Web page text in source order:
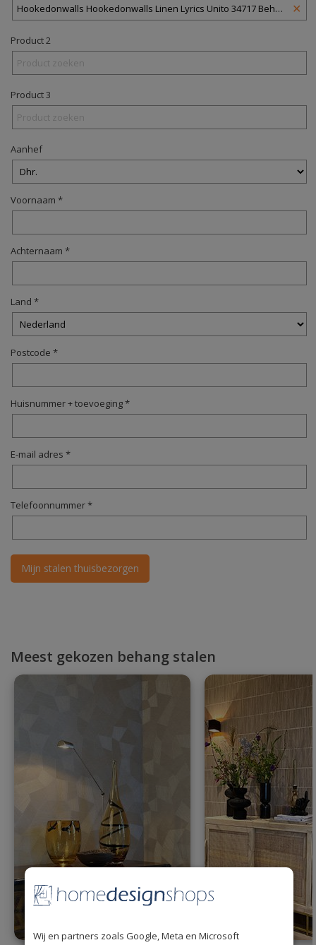
✕
Product 2
Product 3
Aanhef
Voornaam *
Achternaam *
Land *
Postcode *
Huisnummer + toevoeging *
E-mail adres *
Telefoonnummer *
Meest gekozen behang stalen
Wij en partners zoals Google, Meta en Microsoft